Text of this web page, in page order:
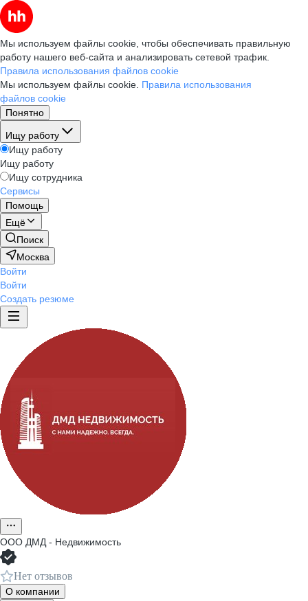
Мы используем файлы cookie, чтобы обеспечивать правильную
работу нашего веб-сайта и анализировать сетевой трафик.
Правила использования файлов cookie
Мы используем файлы cookie. Правила использования
файлов cookie
Понятно
Ищу работу
Ищу работу
Ищу работу
Ищу сотрудника
Сервисы
Помощь
Ещё
Поиск
Москва
Войти
Войти
Создать резюме
ООО ДМД - Недвижимость
Нет отзывов
О компании